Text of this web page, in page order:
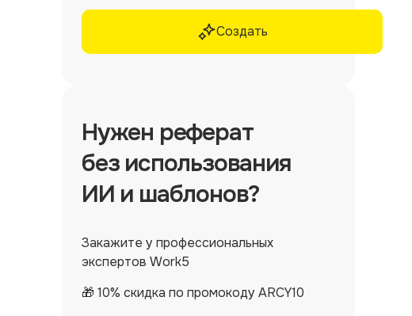
Создать
Нужен реферат
без использования
ИИ и шаблонов?
Закажите у профессиональных
экспертов Work5
🎁 10% скидка по промокоду ARCY10